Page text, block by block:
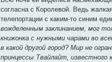
согласна с Королевой. Ведь
телепортации с каким-то синим
вожделенным заклинанием, мог
книжонка с нужными чарами во
в какой другой город? Мир не
принцессы Твайлайт,